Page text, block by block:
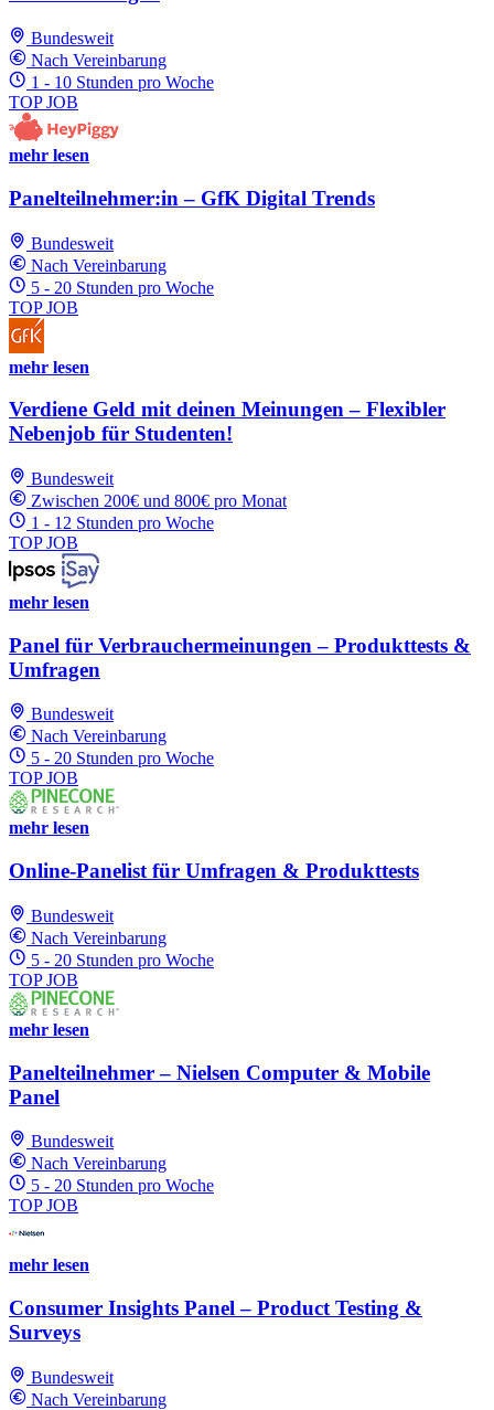
Bundesweit
Nach Vereinbarung
1 - 10 Stunden pro Woche
TOP JOB
mehr lesen
Panelteilnehmer:in – GfK Digital Trends
Bundesweit
Nach Vereinbarung
5 - 20 Stunden pro Woche
TOP JOB
mehr lesen
Verdiene Geld mit deinen Meinungen – Flexibler
Nebenjob für Studenten!
Bundesweit
Zwischen 200€ und 800€ pro Monat
1 - 12 Stunden pro Woche
TOP JOB
mehr lesen
Panel für Verbrauchermeinungen – Produkttests &
Umfragen
Bundesweit
Nach Vereinbarung
5 - 20 Stunden pro Woche
TOP JOB
mehr lesen
Online-Panelist für Umfragen & Produkttests
Bundesweit
Nach Vereinbarung
5 - 20 Stunden pro Woche
TOP JOB
mehr lesen
Panelteilnehmer – Nielsen Computer & Mobile
Panel
Bundesweit
Nach Vereinbarung
5 - 20 Stunden pro Woche
TOP JOB
mehr lesen
Consumer Insights Panel – Product Testing &
Surveys
Bundesweit
Nach Vereinbarung